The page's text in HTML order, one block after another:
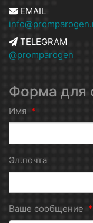
EMAIL
TELEGRAM
@promparogen
Форма для
Имя *
Эл.почта
Ваше сообщение *